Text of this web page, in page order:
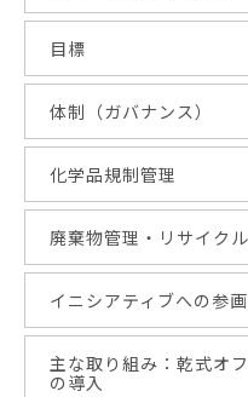
目標
体制（ガバナンス）
化学品規制管理
廃棄物管理・リサイク
イニシアティブへの参画
主な取り組み：乾式オ
の導入